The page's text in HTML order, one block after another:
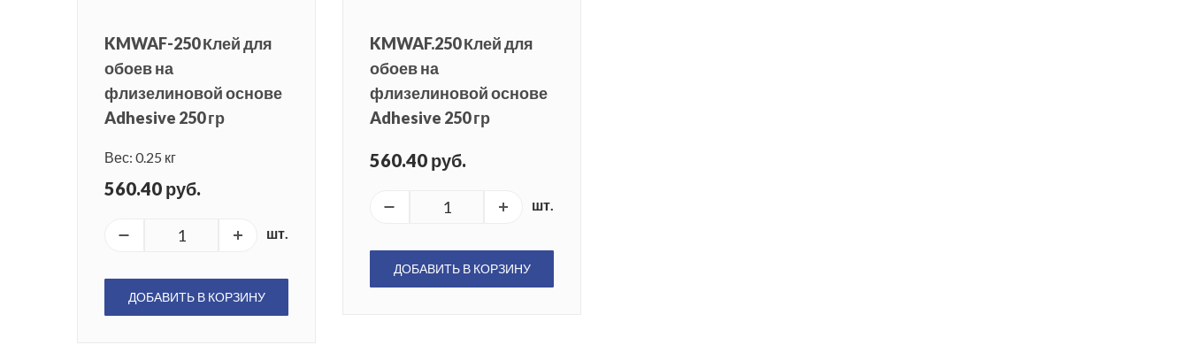
KMWAF-250 Клей для
обоев на
флизелиновой основе
Adhesive 250 гр
Вес: 0.25 кг
560.40 руб.
шт.
ДОБАВИТЬ В КОРЗИНУ
KMWAF.250 Клей для
обоев на
флизелиновой основе
Adhesive 250 гр
560.40 руб.
шт.
ДОБАВИТЬ В КОРЗИНУ